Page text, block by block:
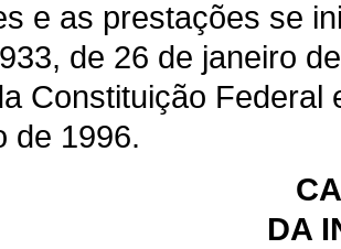
e as prestações se
de 26 de janeiro
Constituição
de 1996.
DA